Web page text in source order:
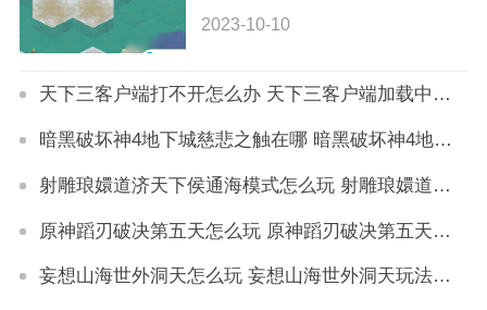
天玩法详解
2023-10-10
天下三客户端打不开怎么办 天下三客户端加载中怎么解决
暗黑破坏神4地下城慈悲之触在哪 暗黑破坏神4地下城慈悲之触位置详解
射雕琅嬛道济天下侯通海模式怎么玩 射雕琅嬛道济天下侯通海模式玩法详解
原神蹈刃破决第五天怎么玩 原神蹈刃破决第五天通关攻略
妄想山海世外洞天怎么玩 妄想山海世外洞天玩法解析